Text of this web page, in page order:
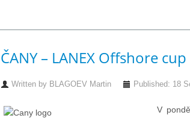
ČANY – LANEX Offshore
Written by BLAGOEV Martin Published: 18
V